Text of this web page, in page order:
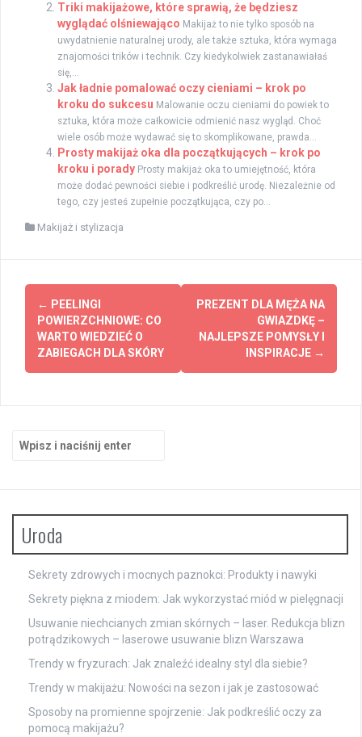
Triki makijażowe, które sprawią, że będziesz
wyglądać olśniewająco Makijaż to nie tylko sposób na
uwydatnienie naturalnej urody, ale także sztuka, która wymaga
znajomości trików i technik. Czy kiedykolwiek zastanawiałaś
się,...
Jak ładnie pomalować oczy cieniami – krok po
kroku do sukcesu Malowanie oczu cieniami do powiek to
sztuka, która może całkowicie odmienić nasz wygląd. Choć
wiele osób może wydawać się to skomplikowane, prawda...
Prosty makijaż oka dla początkujących – krok po
kroku i porady Prosty makijaż oka to umiejętność, która
może dodać pewności siebie i podkreślić urodę. Niezależnie od
tego, czy jesteś zupełnie początkująca, czy po...
Makijaż i stylizacja
Zobacz
wpisy
← PEELINGI
POWIERZCHNIOWE: CO
WARTO WIEDZIEĆ O
ZABIEGACH DLA SKÓRY
PREZENT DLA MĘŻA NA
GWIAZDKĘ –
NAJLEPSZE POMYSŁY I
INSPIRACJE →
Uroda
Sekrety zdrowych i mocnych paznokci: Produkty i nawyki
Sekrety piękna z miodem: Jak wykorzystać miód w pielęgnacji
Usuwanie niechcianych zmian skórnych – laser. Redukcja blizn
potrądzikowych – laserowe usuwanie blizn Warszawa
Trendy w fryzurach: Jak znaleźć idealny styl dla siebie?
Trendy w makijażu: Nowości na sezon i jak je zastosować
Sposoby na promienne spojrzenie: Jak podkreślić oczy za
pomocą makijażu?